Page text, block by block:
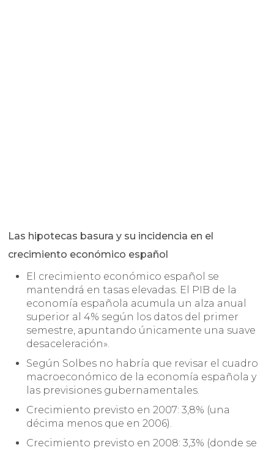
Las hipotecas basura y su incidencia en el
crecimiento económico español
El crecimiento económico español se
mantendrá en tasas elevadas. El PIB de la
economía española acumula un alza anual
superior al 4% según los datos del primer
semestre, apuntando únicamente una suave
desaceleración».
Según Solbes no habría que revisar el cuadro
macroeconómico de la economía española y
las previsiones gubernamentales.
Crecimiento previsto en 2007: 3,8% (una
décima menos que en 2006).
Crecimiento previsto en 2008: 3,3% (donde se